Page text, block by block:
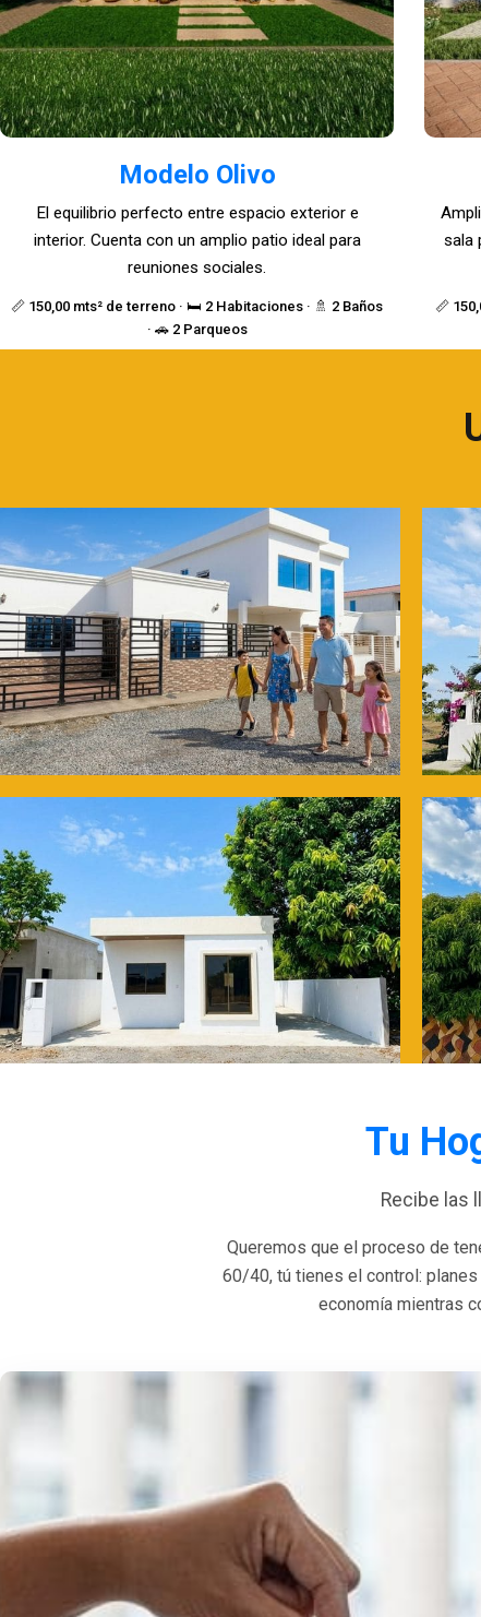
Modelo Olivo
📏 150,00 mts² de terreno · 🛏️ 2 Habitaciones · 🚿 2 Baños
· 🚗 2 Parqueos
El equilibrio perfecto entre espacio exterior e
interior. Cuenta con un amplio patio ideal para
reuniones sociales.
📏
sala
Tu
Recibe las
Queremos que el proceso de
60/40, tú tienes el control:
economía mientras